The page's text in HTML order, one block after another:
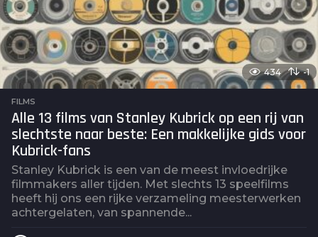
434 -1
FILMS
Alle 13 films van Stanley Kubrick op een rij van
slechtste naar beste: Een makkelijke gids voor
Kubrick-fans
Stanley Kubrick is een van de meest invloedrijke
filmmakers aller tijden. Met slechts 13 speelfilms
heeft hij ons een rijke verzameling meesterwerken
achtergelaten, van spannende...